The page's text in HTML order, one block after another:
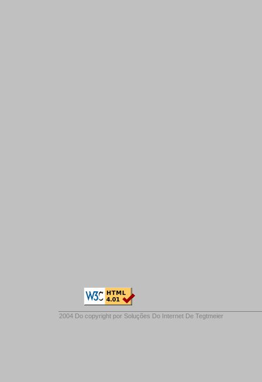
2004 Do copyright por Soluções Do Internet De Tegtmeier